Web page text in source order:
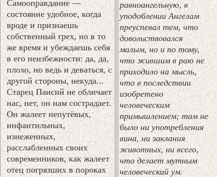
равноангельную, в
уподоблении Ангелам
преуспевал тем, что
довольствовался
малым, но и по тому,
что жившим в раю не
приходило на мысль,
что в последствии
изобретено
человеческим
примышлением; там не
было ни употребления
вина, ни заклания
животных, ни всего,
что делает мутным
человеческий ум.
Самооправдание —
состояние удобное, когда
вроде и признаешь
собственный грех, но в то
же время и убеждаешь себя
в его неизбежности: да, да,
плохо, но ведь и деваться, с
другой стороны, некуда...
Старец Паисий не обличает
нас, нет, он нам сострадает.
Он жалеет непутёвых,
инфантильных,
изнеженных,
расслабленных своих
современников, как жалеет
отец погрязших в пороках